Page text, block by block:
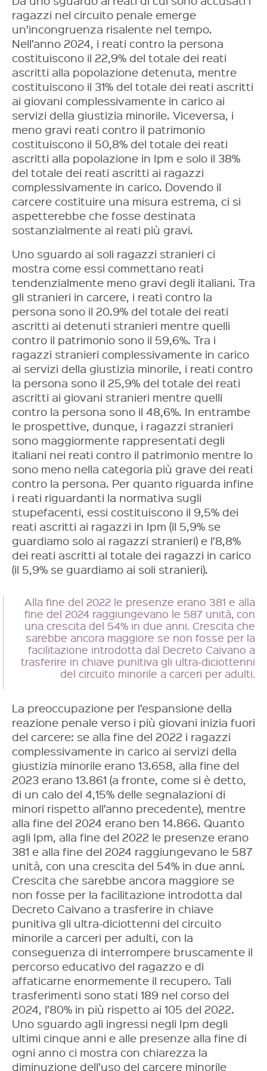
ragazzi nel circuito penale emerge
un’incongruenza risalente nel tempo.
Nell’anno 2024, i reati contro la persona
costituiscono il 22,9% del totale dei reati
ascritti alla popolazione detenuta, mentre
costituiscono il 31% del totale dei reati ascritti
ai giovani complessivamente in carico ai
servizi della giustizia minorile. Viceversa, i
meno gravi reati contro il patrimonio
costituiscono il 50,8% del totale dei reati
ascritti alla popolazione in Ipm e solo il 38%
del totale dei reati ascritti ai ragazzi
complessivamente in carico. Dovendo il
carcere costituire una misura estrema, ci si
aspetterebbe che fosse destinata
sostanzialmente ai reati più gravi.
Uno sguardo ai soli ragazzi stranieri ci
mostra come essi commettano reati
tendenzialmente meno gravi degli italiani. Tra
gli stranieri in carcere, i reati contro la
persona sono il 20.9% del totale dei reati
ascritti ai detenuti stranieri mentre quelli
contro il patrimonio sono il 59,6%. Tra i
ragazzi stranieri complessivamente in carico
ai servizi della giustizia minorile, i reati contro
la persona sono il 25,9% del totale dei reati
ascritti ai giovani stranieri mentre quelli
contro la persona sono il 48,6%. In entrambe
le prospettive, dunque, i ragazzi stranieri
sono maggiormente rappresentati degli
italiani nei reati contro il patrimonio mentre lo
sono meno nella categoria più grave dei reati
contro la persona. Per quanto riguarda infine
i reati riguardanti la normativa sugli
stupefacenti, essi costituiscono il 9,5% dei
reati ascritti ai ragazzi in Ipm (il 5,9% se
guardiamo solo ai ragazzi stranieri) e l’8,8%
dei reati ascritti al totale dei ragazzi in carico
(il 5,9% se guardiamo ai soli stranieri).
Alla fine del 2022 le presenze erano 381 e alla
fine del 2024 raggiungevano le 587 unità, con
una crescita del 54% in due anni. Crescita che
sarebbe ancora maggiore se non fosse per la
facilitazione introdotta dal Decreto Caivano a
trasferire in chiave punitiva gli ultra-diciottenni
del circuito minorile a carceri per adulti.
La preoccupazione per l’espansione della
reazione penale verso i più giovani inizia fuori
del carcere: se alla fine del 2022 i ragazzi
complessivamente in carico ai servizi della
giustizia minorile erano 13.658, alla fine del
2023 erano 13.861 (a fronte, come si è detto,
di un calo del 4,15% delle segnalazioni di
minori rispetto all’anno precedente), mentre
alla fine del 2024 erano ben 14.866. Quanto
agli Ipm, alla fine del 2022 le presenze erano
381 e alla fine del 2024 raggiungevano le 587
unità, con una crescita del 54% in due anni.
Crescita che sarebbe ancora maggiore se
non fosse per la facilitazione introdotta dal
Decreto Caivano a trasferire in chiave
punitiva gli ultra-diciottenni del circuito
minorile a carceri per adulti, con la
conseguenza di interrompere bruscamente il
percorso educativo del ragazzo e di
affaticarne enormemente il recupero. Tali
trasferimenti sono stati 189 nel corso del
2024, l’80% in più rispetto ai 105 del 2022.
Uno sguardo agli ingressi negli Ipm degli
ultimi cinque anni e alle presenze alla fine di
ogni anno ci mostra con chiarezza la
diminuzione dell’uso del carcere minorile